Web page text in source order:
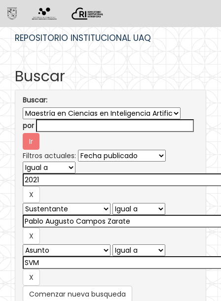
REPOSITORIO INSTITUCIONAL UAQ
Buscar
Buscar:
por
Filtros actuales:
Comenzar nueva busqueda